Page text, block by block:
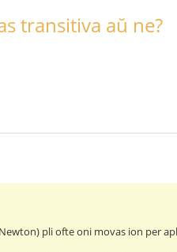
transitiva aŭ ne?
pli ofte oni movas ion per